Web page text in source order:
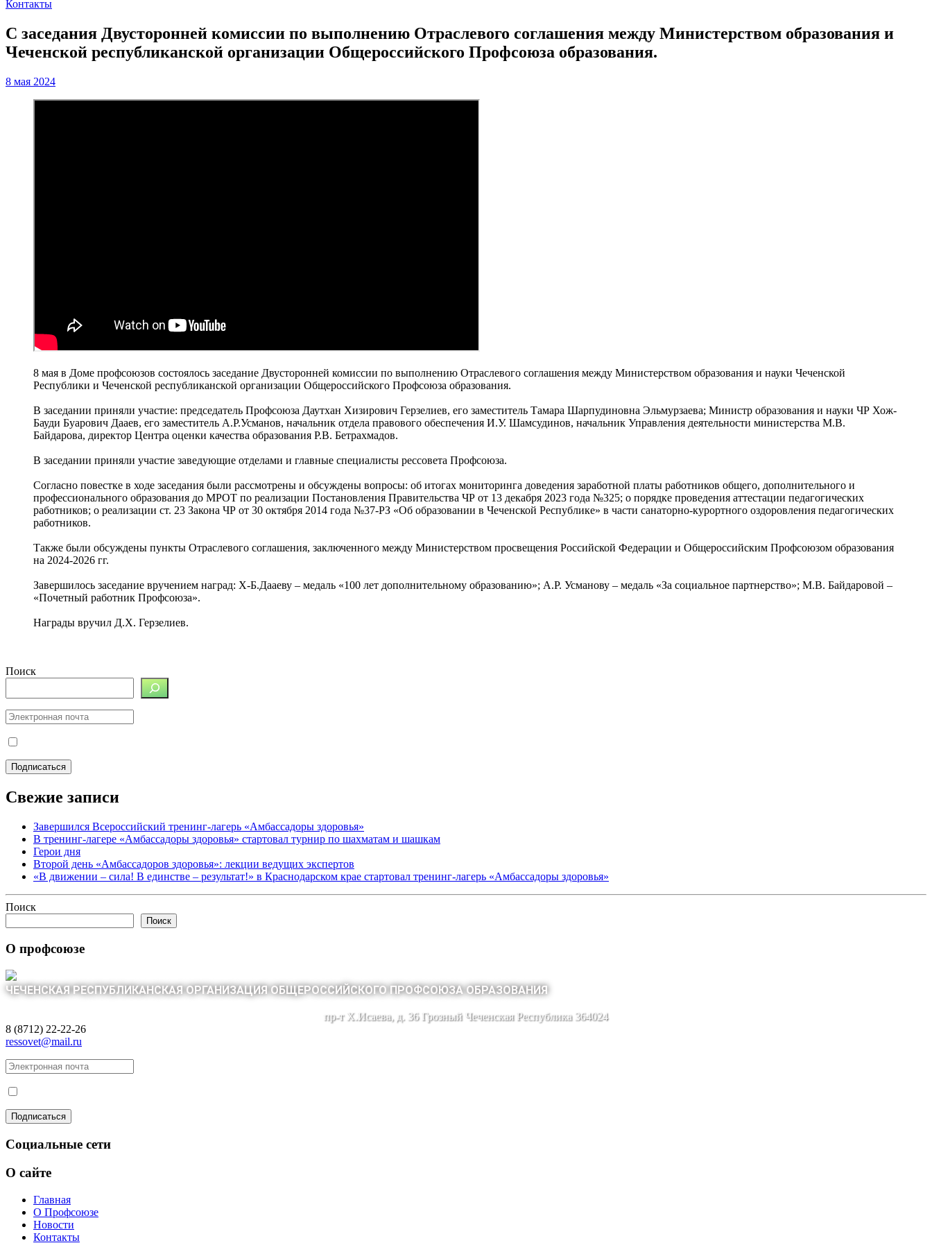
Контакты
С заседания Двусторонней комиссии по выполнению Отраслевого соглашения между Министерством образования и
Чеченской республиканской организации Общероссийского Профсоюза образования.
8 мая 2024
8 мая в Доме профсоюзов состоялось заседание Двусторонней комиссии по выполнению Отраслевого соглашения между Министерством образования и науки Чеченской
Республики и Чеченской республиканской организации Общероссийского Профсоюза образования.
В заседании приняли участие: председатель Профсоюза Даутхан Хизирович Герзелиев, его заместитель Тамара Шарпудиновна Эльмурзаева; Министр образования и науки ЧР Хож-
Бауди Буарович Дааев, его заместитель А.Р.Усманов, начальник отдела правового обеспечения И.У. Шамсудинов, начальник Управления деятельности министерства М.В.
Байдарова, директор Центра оценки качества образования Р.В. Бетрахмадов.
В заседании приняли участие заведующие отделами и главные специалисты рессовета Профсоюза.
Согласно повестке в ходе заседания были рассмотрены и обсуждены вопросы: об итогах мониторинга доведения заработной платы работников общего, дополнительного и
профессионального образования до МРОТ по реализации Постановления Правительства ЧР от 13 декабря 2023 года №325; о порядке проведения аттестации педагогических
работников; о реализации ст. 23 Закона ЧР от 30 октября 2014 года №37-РЗ «Об образовании в Чеченской Республике» в части санаторно-курортного оздоровления педагогических
работников.
Также были обсуждены пункты Отраслевого соглашения, заключенного между Министерством просвещения Российской Федерации и Общероссийским Профсоюзом образования
на 2024-2026 гг.
Завершилось заседание вручением наград: Х-Б.Дааеву – медаль «100 лет дополнительному образованию»; А.Р. Усманову – медаль «За социальное партнерство»; М.В. Байдаровой –
«Почетный работник Профсоюза».
Награды вручил Д.Х. Герзелиев.
Поиск
Свежие записи
Завершился Всероссийский тренинг-лагерь «Амбассадоры здоровья»
В тренинг-лагере «Амбассадоры здоровья» стартовал турнир по шахматам и шашкам
Герои дня
Второй день «Амбассадоров здоровья»: лекции ведущих экспертов
«В движении – сила! В единстве – результат!» в Краснодарском крае стартовал тренинг-лагерь «Амбассадоры здоровья»
Поиск
Поиск
О профсоюзе
ЧЕЧЕНСКАЯ РЕСПУБЛИКАНСКАЯ ОРГАНИЗАЦИЯ ОБЩЕРОССИЙСКОГО ПРОФСОЮЗА ОБРАЗОВАНИЯ
пр-т Х.Исаева, д. 36 Грозный Чеченская Республика 364024
8 (8712) 22-22-26
ressovet@mail.ru
Социальные сети
О сайте
Главная
О Профсоюзе
Новости
Контакты